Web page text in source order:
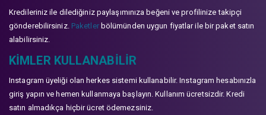
Kredileriniz ile dilediğiniz paylaşımınıza beğeni ve profilinize takipçi
gönderebilirsiniz. Paketlerbölümünden uygun fiyatlar ile bir paket satın
alabilirsiniz.
KIMLER KULLANABILIR
Instagram üyeliği olan herkes sistemi kullanabilir. Instagram hesabınızla
giriş yapın ve hemen kullanmaya başlayın. Kullanım ücretsizdir. Kredi
satın almadıkça hiçbir ücret ödemezsiniz.